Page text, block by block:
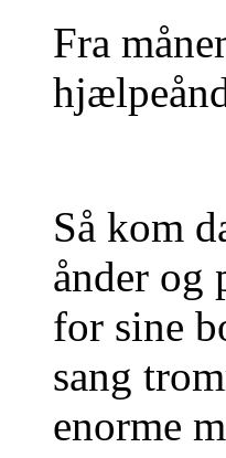
Fra
Så kom
ånder og
for sine
sang
enorme